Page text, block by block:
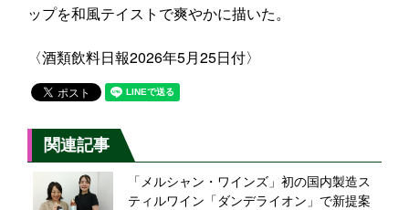
ップを和風テイストで爽やかに描いた。
〈酒類飲料日報2026年5月25日付〉
関連記事
「メルシャン・ワインズ」初の国内製造ス
ティルワイン「ダンデライオン」で新提案